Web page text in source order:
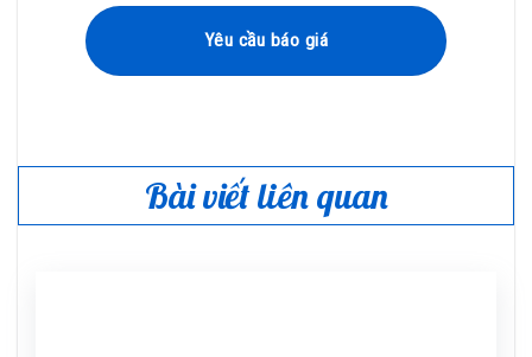
Yêu cầu báo giá
Bài viết liên quan